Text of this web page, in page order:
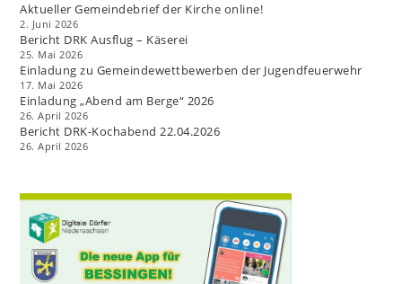
Aktueller Gemeindebrief der Kirche online!
2. Juni 2026
Bericht DRK Ausflug – Käserei
25. Mai 2026
Einladung zu Gemeindewettbewerben der Jugendfeuerwehr
17. Mai 2026
Einladung „Abend am Berge“ 2026
26. April 2026
Bericht DRK-Kochabend 22.04.2026
26. April 2026